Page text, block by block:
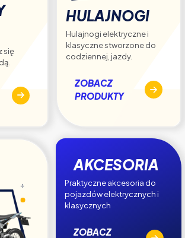
się
HULAJNOGI
Hulajnogi elektryczne i
klasyczne stworzone do
codziennej, jazdy.
ZOBACZ
PRODUKTY
AKCESORIA
Praktyczne akcesoria do
pojazdów elektrycznych i
klasycznych
ZOBACZ